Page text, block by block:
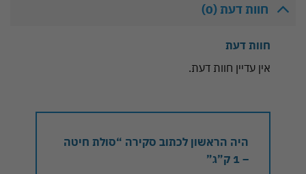
חוות דעת (0)
חוות דעת
אין עדיין חוות דעת.
היה הראשון לכתוב סקירה “סולת חיטה
– 1 ק”ג”